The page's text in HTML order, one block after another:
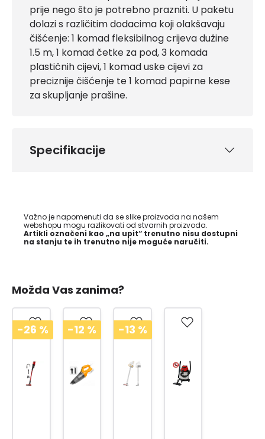
prije nego što je potrebno prazniti. U paketu
dolazi s različitim dodacima koji olakšavaju
čišćenje: 1 komad fleksibilnog crijeva dužine
1.5 m, 1 komad četke za pod, 3 komada
plastičnih cijevi, 1 komad uske cijevi za
preciznije čišćenje te 1 komad papirne kese
za skupljanje prašine.
Specifikacije
Važno je napomenuti da se slike proizvoda na našem
webshopu mogu razlikovati od stvarnih proizvoda.
Artikli označeni kao „na upit“ trenutno nisu dostupni
na stanju te ih trenutno nije moguće naručiti.
Možda Vas zanima?
-26 % -12 % -13 %